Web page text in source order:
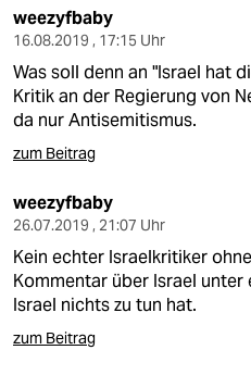
weezyfbaby
16.08.2019 , 17:15 Uhr
Was soll denn an "Israel hat
Kritik an der Regierung von
da nur Antisemitismus.
zum Beitrag
weezyfbaby
26.07.2019 , 21:07 Uhr
Kein echter Israelkritiker
Kommentar über Israel
Israel nichts zu tun hat.
zum Beitrag